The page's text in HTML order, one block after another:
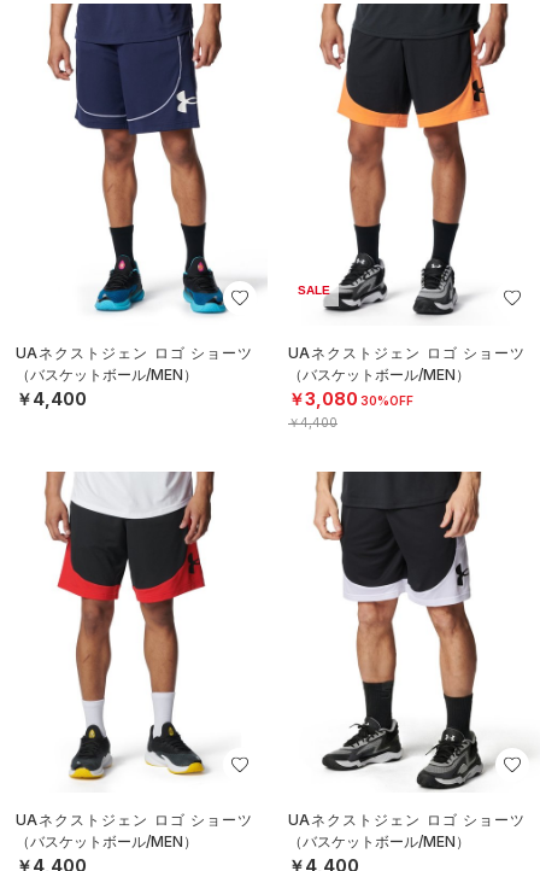
UAネクストジェン ロゴ ショーツ
（バスケットボール/MEN）
￥4,400
SALE
UAネクストジェン ロゴ ショーツ
（バスケットボール/MEN）
￥3,080 30%OFF
￥4,400
UAネクストジェン ロゴ ショーツ
（バスケットボール/MEN）
￥4,400
UAネクストジェン ロゴ ショーツ
（バスケットボール/MEN）
￥4,400